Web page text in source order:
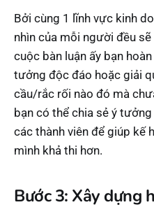
Bởi cùng 1 lĩnh vực kinh
nhìn của mỗi người đều
cuộc bàn luận ấy bạn
tưởng độc đáo hoặc giải
cầu/rắc rối nào đó mà
bạn có thể chia sẻ ý
các thành viên để giúp kế
mình khả thi hơn.
Bước 3: Xây dựng